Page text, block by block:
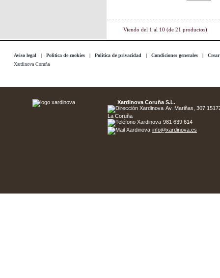
Viendo del 1 al 10 (de 21 productos)
Aviso legal | Politica de cookies | Politica de privacidad | Condiciones generales |
Xardinova Coruña
Xardinova Coruña S.L.
Av. Mariñas, 307
La Coruña
981 639 614
info@xardinova.es